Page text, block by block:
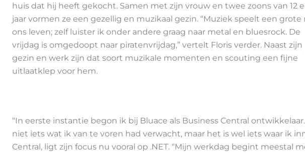
huis dat hij heeft gekocht. Samen met zijn vrouw en twee zoons van 12
jaar vormen ze een gezellig en muzikaal gezin. “Muziek speelt een grote
ons leven; zelf luister ik onder andere graag naar metal en bluesrock. De
vrijdag is omgedoopt naar piratenvrijdag,” vertelt Floris verder. Naast zijn
gezin en werk zijn dat soort muzikale momenten en scouting een fijne
uitlaatklep voor hem.
“In eerste instantie begon ik bij Bluace als Business Central
niet iets wat ik van te voren had verwacht, maar het is wel iets waar ik
Central, ligt zijn focus nu vooral op .NET. “Mijn werkdag begint